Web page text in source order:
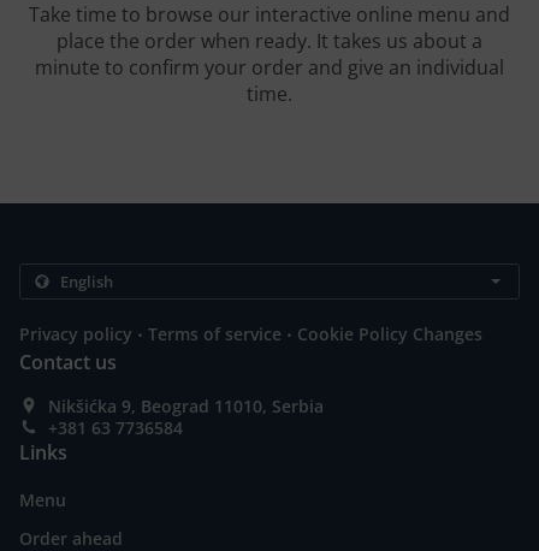
Take time to browse our interactive online menu and
place the order when ready. It takes us about a
minute to confirm your order and give an individual
time.
Privacy policy . Terms of service . Cookie Policy Changes
Contact us
Nikšićka 9, Beograd 11010, Serbia
+381 63 7736584
Links
Menu
Order ahead